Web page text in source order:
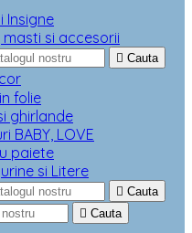
Insigne
masti si accesorii
 Cauta
folie
ghirlande
BABY, LOVE
paiete
si Litere
 Cauta
 Cauta